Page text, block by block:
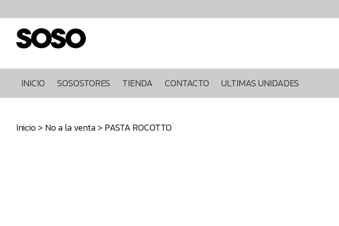
INICIO SOSOSTORES TIENDA CONTACTO ULTIMAS UNIDADES
Inicio
Sosostores
Contacto
Ultimas
640271930
Inicio> No a la venta> PASTA ROCOTTO